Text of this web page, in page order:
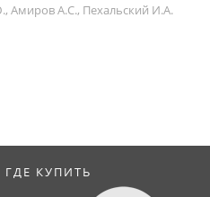
Амиров А.С., Пехальский И.А.
ГДЕ КУПИТЬ